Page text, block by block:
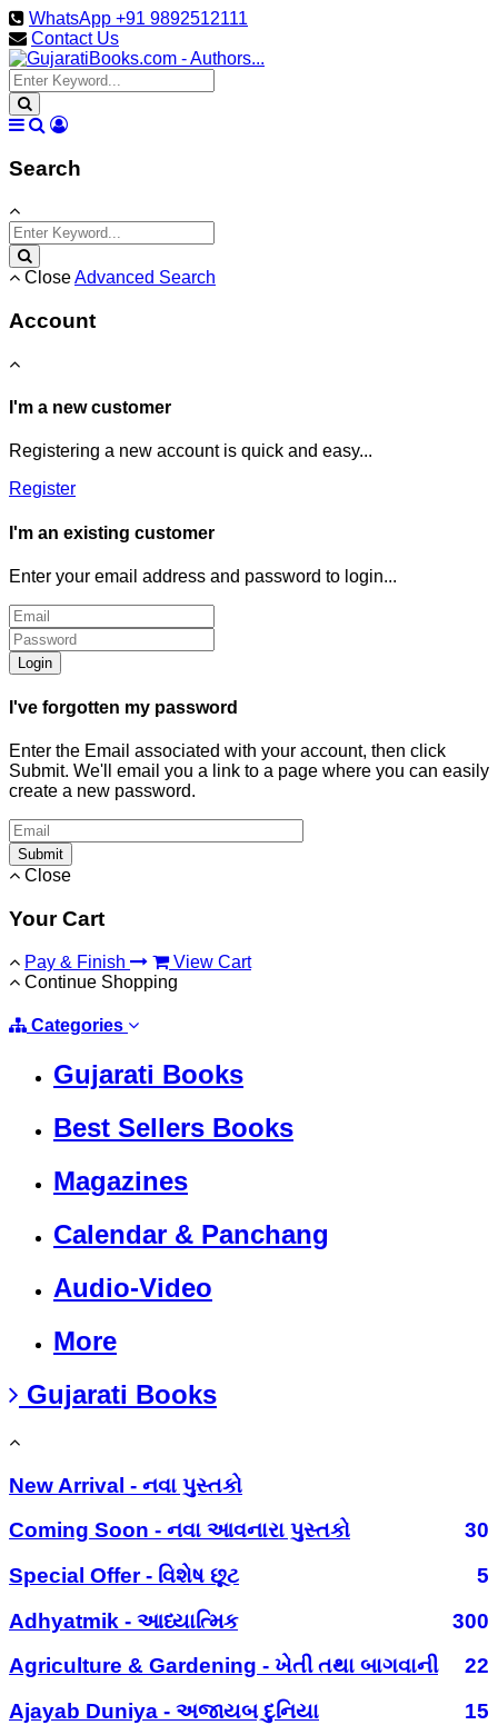
WhatsApp +91 9892512111
Contact Us
Search
CloseAdvanced Search
Account
I'm a new customer
Registering a new account is quick and easy...
Register
I'm an existing customer
Enter your email address and password to login...
Login
I've forgotten my password
Enter the Email associated with your account, then click
Submit. We'll email you a link to a page where you can easily
create a new password.
Submit
Close
Your Cart
Pay & Finish
View Cart
Continue Shopping
Categories
Gujarati Books
Best Sellers Books
Magazines
Calendar & Panchang
Audio-Video
More
Gujarati Books
New Arrival - નવા પુસ્તકો
Coming Soon - નવા આવનારા પુસ્તકો
30
Special Offer - વિશેષ છૂટ
5
Adhyatmik - આધ્યાત્મિક
300
Agriculture & Gardening - ખેતી તથા બાગવાની
22
Ajayab Duniya - અજાયબ દુનિયા
15